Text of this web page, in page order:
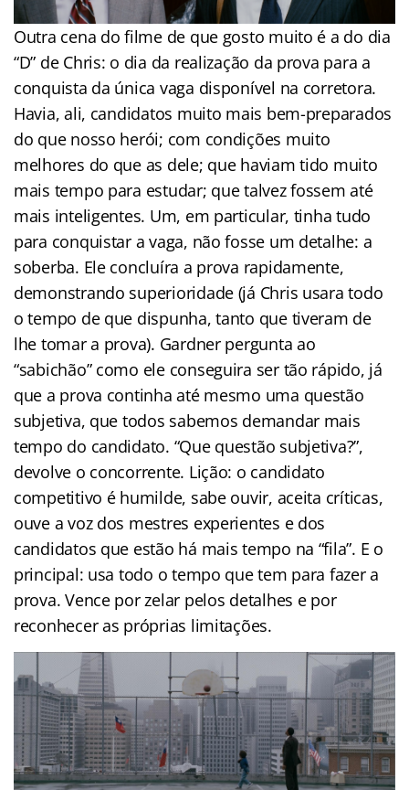
Outra cena do filme de que gosto muito é a do dia
“D” de Chris: o dia da realização da prova para a
conquista da única vaga disponível na corretora.
Havia, ali, candidatos muito mais bem-preparados
do que nosso herói; com condições muito
melhores do que as dele; que haviam tido muito
mais tempo para estudar; que talvez fossem até
mais inteligentes. Um, em particular, tinha tudo
para conquistar a vaga, não fosse um detalhe: a
soberba. Ele concluíra a prova rapidamente,
demonstrando superioridade (já Chris usara todo
o tempo de que dispunha, tanto que tiveram de
lhe tomar a prova). Gardner pergunta ao
“sabichão” como ele conseguira ser tão rápido, já
que a prova continha até mesmo uma questão
subjetiva, que todos sabemos demandar mais
tempo do candidato. “Que questão subjetiva?”,
devolve o concorrente. Lição: o candidato
competitivo é humilde, sabe ouvir, aceita críticas,
ouve a voz dos mestres experientes e dos
candidatos que estão há mais tempo na “fila”. E o
principal: usa todo o tempo que tem para fazer a
prova. Vence por zelar pelos detalhes e por
reconhecer as próprias limitações.